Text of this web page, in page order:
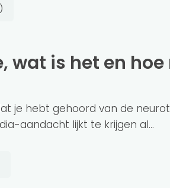
)
je hebt gehoord van de
aandacht lijkt te krijgen al...